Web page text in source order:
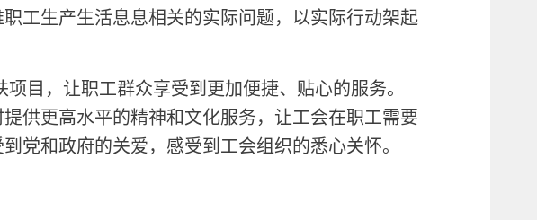
工生产生活息息相关的实际问题，以实际行动架起
目，让职工群众享受到更加便捷、贴心的服务。
供更高水平的精神和文化服务，让工会在职工需要
党和政府的关爱，感受到工会组织的悉心关怀。